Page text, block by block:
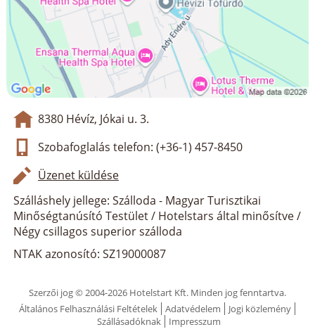
8380 Hévíz, Jókai u. 3.
Szobafoglalás telefon: (+36-1) 457-8450
Üzenet küldése
Szálláshely jellege: Szálloda - Magyar Turisztikai
Minőségtanúsító Testület / Hotelstars által minősítve /
Négy csillagos superior szálloda
NTAK azonosító: SZ19000087
Szerzői jog © 2004-2026 Hotelstart Kft. Minden jog fenntartva.
Általános Felhasználási Feltételek
Adatvédelem
Jogi közlemény
Szállásadóknak
Impresszum